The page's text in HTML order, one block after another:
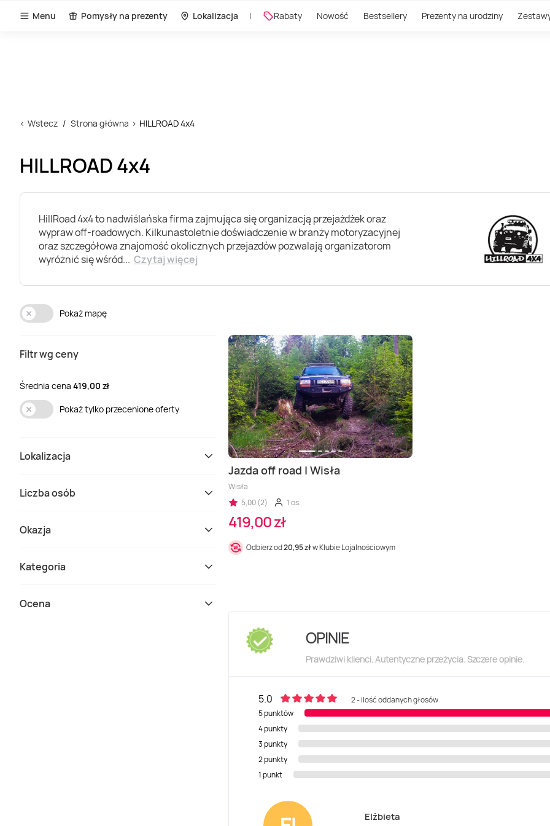
Menu Pomysły na prezenty Lokalizacja Rabaty Nowość Bestsellery Prezenty na urodziny
Wstecz Strona główna HILLROAD 4x4
HILLROAD 4x4
HillRoad 4x4 to nadwiślańska firma zajmująca się organizacją przejażdżek oraz
wypraw off-roadowych. Kilkunastoletnie doświadczenie w branży motoryzacyjnej
oraz szczegółowa znajomość okolicznych przejazdów pozwalają organizatorom
wyróżnić się wśród... Czytaj więcej
Pokaż mapę
Filtr wg ceny
Średnia cena 419,00 zł
Pokaż tylko przecenione oferty
Lokalizacja
Liczba osób
Okazja
Kategoria
Ocena
Jazda off road | Wisła
Wisła
5,00 (2)
1 os.
419,00 zł
Odbierz od20,95 złw Klubie Lojalnościowym
OPINIE
Prawdziwi klienci. Autentyczne przeżycia. Szczere opinie.
5.0
2 - ilość oddanych głosów
5 punktów
4 punkty
3 punkty
2 punkty
1 punkt
Elżbieta